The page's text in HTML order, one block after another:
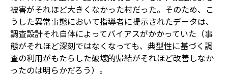
被害がそれほど大きくなかった村だった。そのため、こ
うした異常事態において指導者に提示されたデータは、
調査設計それ自体によってバイアスがかかっていた（事
態がそれほど深刻ではなくなっても、典型性に基づく調
査の利用がもたらした破壊的帰結がそれほど改善しなか
ったのは明らかだろう）。